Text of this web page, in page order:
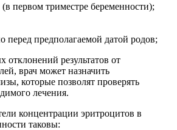
(в первом триместре беременности);
перед предполагаемой датой родов;
отклонений результатов от
врач может назначить
которые позволят проверять
лечения.
концентрации эритроцитов в
таковы: